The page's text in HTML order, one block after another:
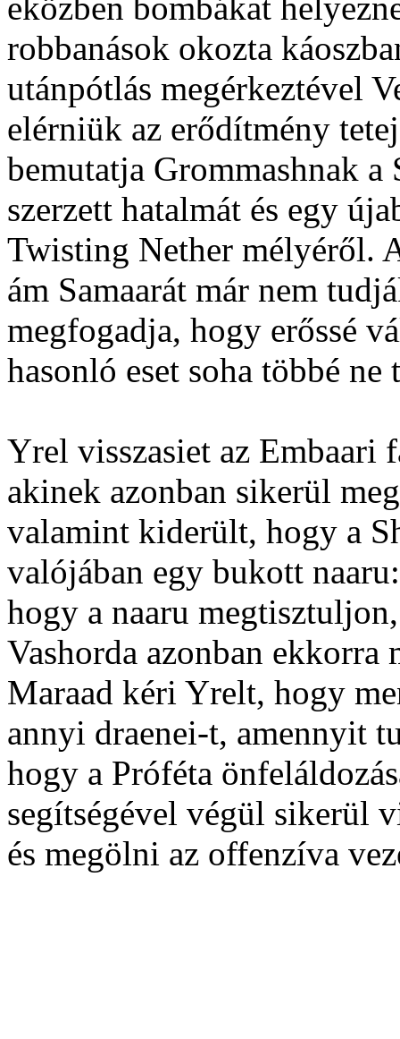
robbanások okozta
utánpótlás megérkeztével
elérniük az erődítmény
bemutatja Grommashnak
szerzett hatalmát és egy
Twisting Nether mélyéről.
ám Samaarát már nem
megfogadja, hogy erőssé
hasonló eset soha többé ne
Yrel visszasiet az Embaari
akinek azonban sikerül
valamint kiderült, hogy a
valójában egy bukott
hogy a naaru
Vashorda azonban
Maraad kéri Yrelt, hogy
annyi draenei-t, amennyit
hogy a Próféta
segítségével végül sikerül
és megölni az offenzíva